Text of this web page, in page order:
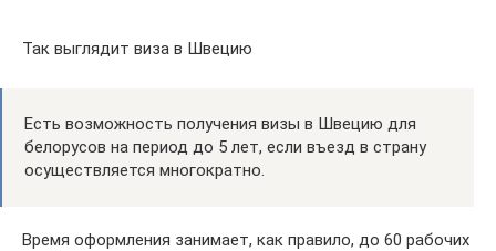
Так выглядит виза в Швецию
Есть возможность получения визы в Швецию для
белорусов на период до 5 лет, если въезд в страну
осуществляется многократно.
Время оформления занимает, как правило, до 60 рабочих